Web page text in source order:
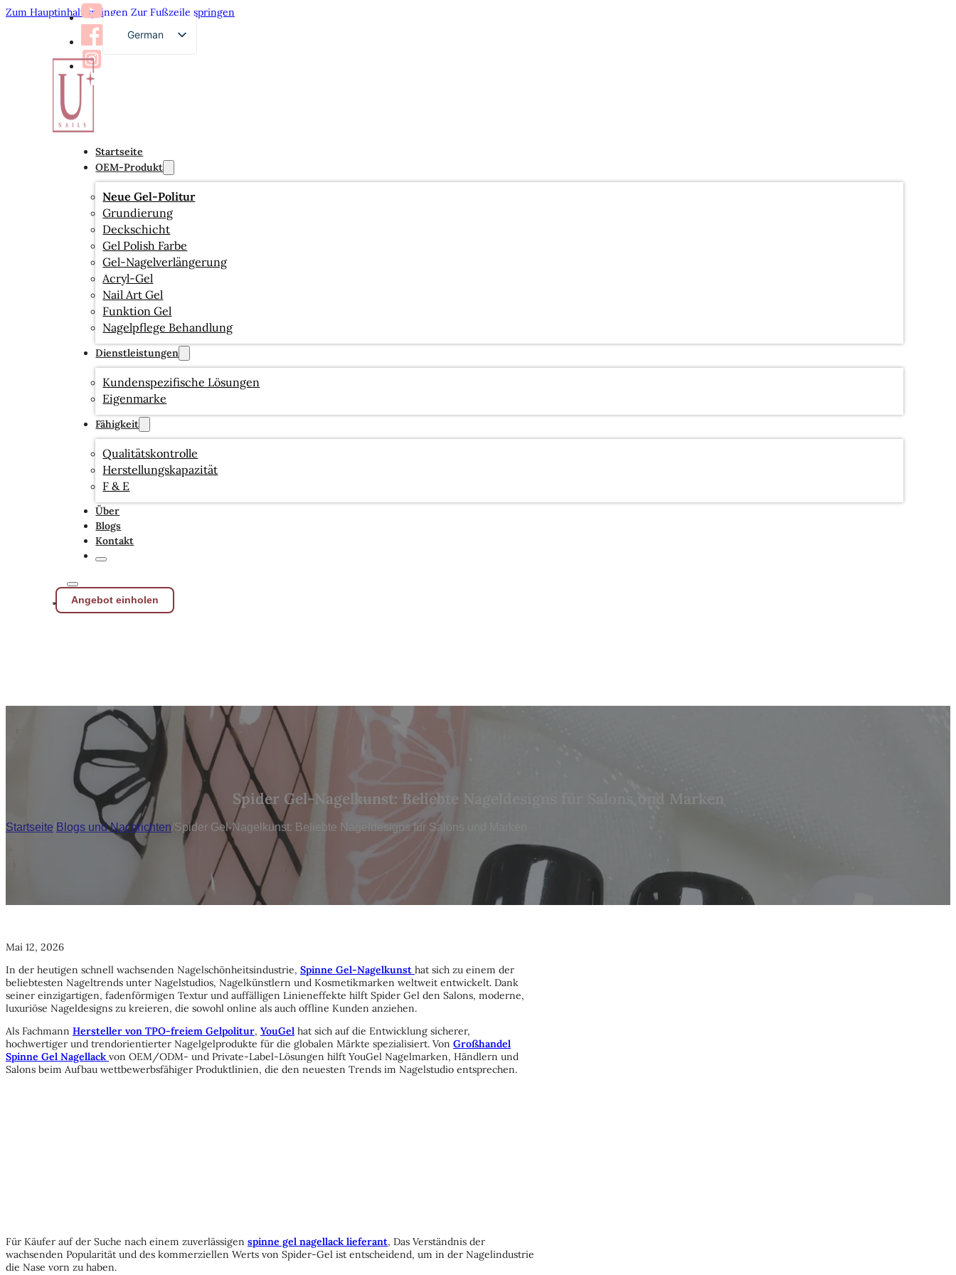
Zum Hauptinhalt springen Zur Fußzeile springen
German
English
Spanish
Japanese
Startseite
OEM-Produkt
Neue Gel-Politur
Grundierung
Deckschicht
Gel Polish Farbe
Gel-Nagelverlängerung
Acryl-Gel
Nail Art Gel
Funktion Gel
Nagelpflege Behandlung
Dienstleistungen
Kundenspezifische Lösungen
Eigenmarke
Fähigkeit
Qualitätskontrolle
Herstellungskapazität
F & E
Über
Blogs
Kontakt
Angebot einholen
Spider Gel-Nagelkunst: Beliebte Nageldesigns für Salons und Marken
Startseite Blogs und Nachrichten/Spider Gel-Nagelkunst: Beliebte Nageldesigns für Salons und Marken
Mai 12, 2026
In der heutigen schnell wachsenden Nagelschönheitsindustrie, Spinne Gel-Nagelkunst hat sich zu einem der
beliebtesten Nageltrends unter Nagelstudios, Nagelkünstlern und Kosmetikmarken weltweit entwickelt. Dank
seiner einzigartigen, fadenförmigen Textur und auffälligen Linieneffekte hilft Spider Gel den Salons, moderne,
luxuriöse Nageldesigns zu kreieren, die sowohl online als auch offline Kunden anziehen.
Als Fachmann Hersteller von TPO-freiem Gelpolitur, YouGel hat sich auf die Entwicklung sicherer,
hochwertiger und trendorientierter Nagelgelprodukte für die globalen Märkte spezialisiert. Von Großhandel
Spinne Gel Nagellack von OEM/ODM- und Private-Label-Lösungen hilft YouGel Nagelmarken, Händlern und
Salons beim Aufbau wettbewerbsfähiger Produktlinien, die den neuesten Trends im Nagelstudio entsprechen.
Für Käufer auf der Suche nach einem zuverlässigen spinne gel nagellack lieferant, Das Verständnis der
wachsenden Popularität und des kommerziellen Werts von Spider-Gel ist entscheidend, um in der Nagelindustrie
die Nase vorn zu haben.